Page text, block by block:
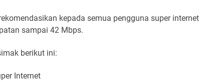
kepada semua pengguna super internet
sampai 42 Mbps.
berikut ini:
Internet